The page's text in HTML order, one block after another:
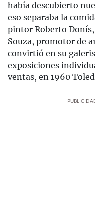
había descubierto
eso separaba la
pintor Roberto
Souza, promotor de
convirtió en su
exposiciones
ventas, en 1960